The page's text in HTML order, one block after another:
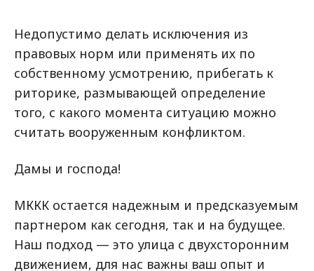
Недопустимо делать исключения из
правовых норм или применять их по
собственному усмотрению, прибегать к
риторике, размывающей определение
того, с какого момента ситуацию можно
считать вооруженным конфликтом.
Дамы и господа!
МККК остается надежным и предсказуемым
партнером как сегодня, так и на будущее.
Наш подход — это улица с двухсторонним
движением, для нас важны ваш опыт и